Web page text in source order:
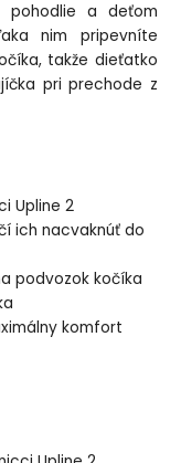
pohodlie a deťom
nim pripevníte
takže dieťatko
pri prechode z
Upline 2
ich nacvaknúť do
podvozok kočíka
komfort